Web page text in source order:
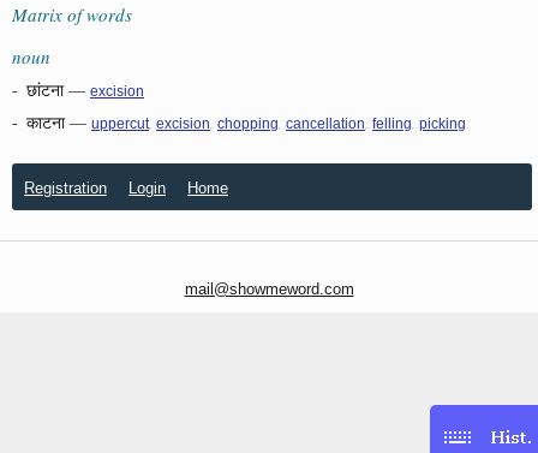
Matrix of words
noun
- छांटना— excision
- काटना— uppercut excision chopping cancellation felling picking
Registration Login Home
mail@showmeword.com